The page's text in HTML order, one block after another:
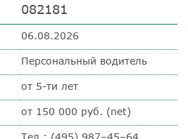
082181
06.08.2026
Персональный водитель
от 5-ти лет
от 150 000 руб. (net)
Тел.: (495) 987–45–64